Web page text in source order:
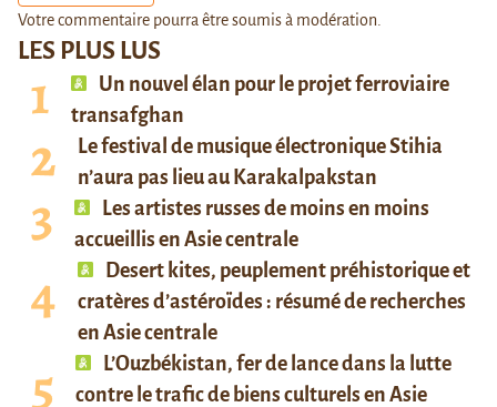
LES PLUS LUS
Un nouvel élan pour le projet ferroviaire
transafghan
Le festival de musique électronique Stihia
n’aura pas lieu au Karakalpakstan
Les artistes russes de moins en moins
accueillis en Asie centrale
Desert kites, peuplement préhistorique et
cratères d’astéroïdes : résumé de recherches
en Asie centrale
L’Ouzbékistan, fer de lance dans la lutte
contre le trafic de biens culturels en Asie
Votre commentaire pourra être soumis à modération.